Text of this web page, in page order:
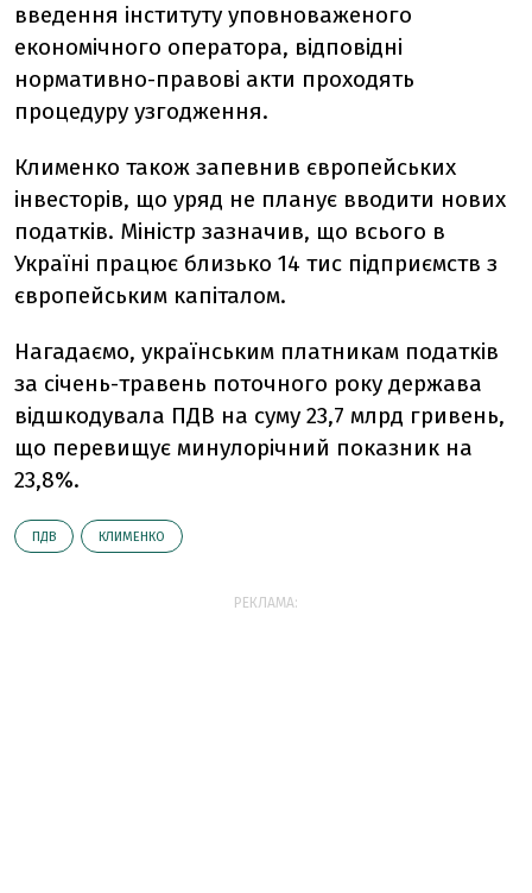
введення інституту уповноваженого
економічного оператора, відповідні
нормативно-правові акти проходять
процедуру узгодження.
Клименко також запевнив європейських
інвесторів, що уряд не планує вводити нових
податків. Міністр зазначив, що всього в
Україні працює близько 14 тис підприємств з
європейським капіталом.
Нагадаємо, українським платникам податків
за січень-травень поточного року держава
відшкодувала ПДВ на суму 23,7 млрд гривень,
що перевищує минулорічний показник на
23,8%.
ПДВ КЛИМЕНКО
РЕКЛАМА: